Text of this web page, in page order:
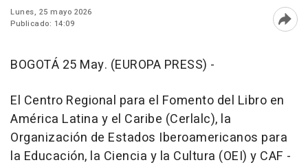
Lunes, 25 mayo 2026
Publicado: 14:09
BOGOTÁ 25 May. (EUROPA PRESS) -
El Centro Regional para el Fomento del Libro en
América Latina y el Caribe (Cerlalc), la
Organización de Estados Iberoamericanos para
la Educación, la Ciencia y la Cultura (OEI) y CAF -